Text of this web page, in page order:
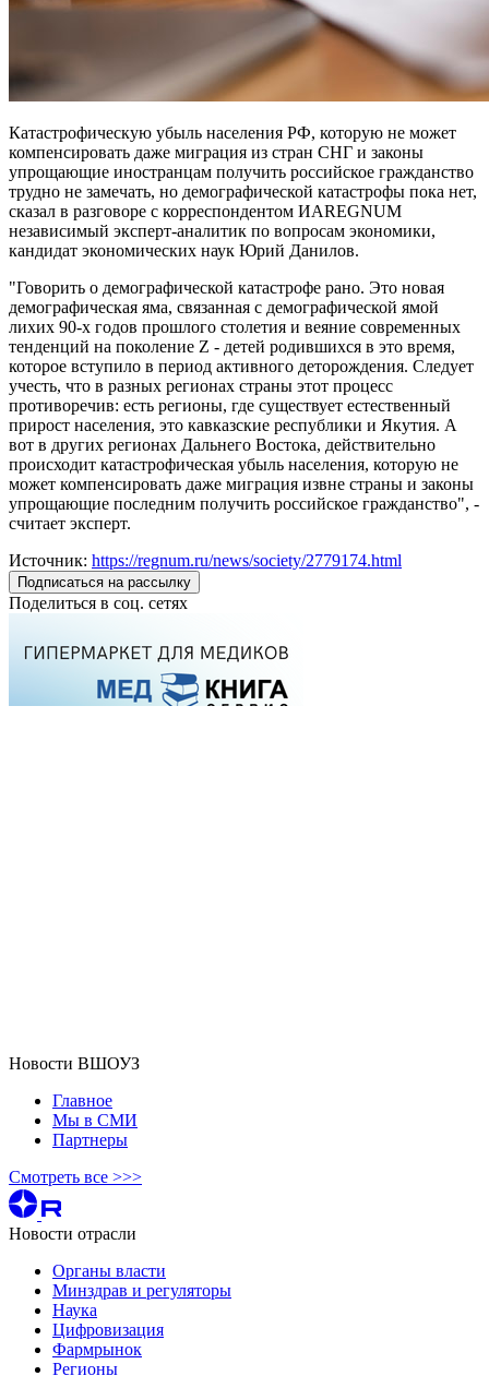
Катастрофическую убыль населения РФ, которую не может
компенсировать даже миграция из стран СНГ и законы
упрощающие иностранцам получить российское гражданство
трудно не замечать, но демографической катастрофы пока нет,
сказал в разговоре с корреспондентом ИАREGNUM
независимый эксперт-аналитик по вопросам экономики,
кандидат экономических наук Юрий Данилов.
"Говорить о демографической катастрофе рано. Это новая
демографическая яма, связанная с демографической ямой
лихих 90-х годов прошлого столетия и веяние современных
тенденций на поколение Z - детей родившихся в это время,
которое вступило в период активного деторождения. Следует
учесть, что в разных регионах страны этот процесс
противоречив: есть регионы, где существует естественный
прирост населения, это кавказские республики и Якутия. А
вот в других регионах Дальнего Востока, действительно
происходит катастрофическая убыль населения, которую не
может компенсировать даже миграция извне страны и законы
упрощающие последним получить российское гражданство", -
считает эксперт.
Источник: https://regnum.ru/news/society/2779174.html
Подписаться на рассылку
Поделиться в соц. сетях
Новости ВШОУЗ
Главное
Мы в СМИ
Партнеры
Смотреть все >>>
Новости отрасли
Органы власти
Минздрав и регуляторы
Наука
Цифровизация
Фармрынок
Регионы